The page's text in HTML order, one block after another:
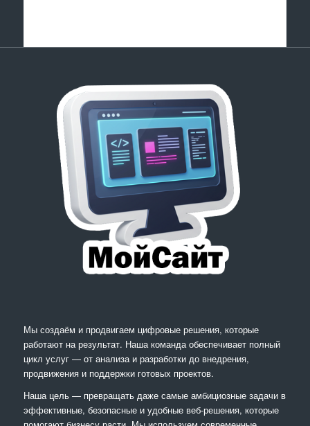
Мы создаём и продвигаем цифровые решения, которые
работают на результат. Наша команда обеспечивает полный
цикл услуг — от анализа и разработки до внедрения,
продвижения и поддержки готовых проектов.
Наша цель — превращать даже самые амбициозные задачи в
эффективные, безопасные и удобные веб-решения, которые